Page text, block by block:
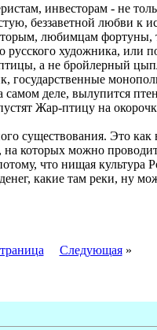
инвесторам - не
беззаветной любви к
любимцам фортуны,
художника, или
а не бройлерный
деле, вылупится
Жар-птицу на
существования. Это
которых можно
что нищая культура
какие там реки, ну
Следующая»